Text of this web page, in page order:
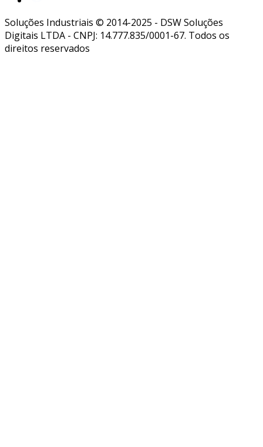
Soluções Industriais © 2014-2025 - DSW Soluções
Digitais LTDA - CNPJ: 14.777.835/0001-67. Todos os
direitos reservados